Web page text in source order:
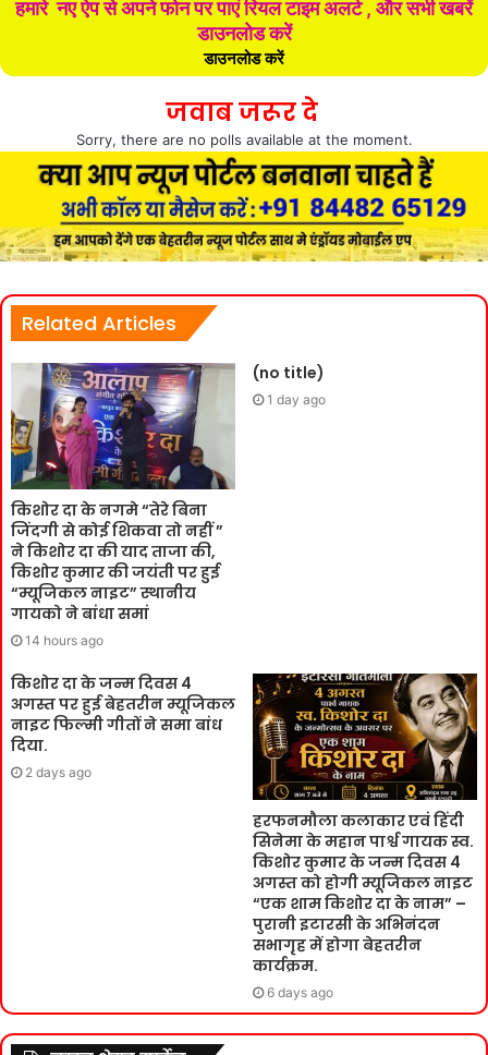
हमारे नए ऐप से अपने फोन पर पाएं रियल टाइम अलर्ट , और सभी खबरें
डाउनलोड करें
डाउनलोड करें
जवाब जरूर दे
Sorry, there are no polls available at the moment.
Related Articles
किशोर दा के नगमे “तेरे बिना
जिंदगी से कोई शिकवा तो नहीं ”
ने किशोर दा की याद ताजा की,
किशोर कुमार की जयंती पर हुई
“म्यूजिकल नाइट” स्थानीय
गायको ने बांधा समां
14 hours ago
(no title)
1 day ago
किशोर दा के जन्म दिवस 4
अगस्त पर हुई बेहतरीन म्यूजिकल
नाइट फिल्मी गीतों ने समा बांध
दिया.
2 days ago
हरफनमौला कलाकार एवं हिंदी
सिनेमा के महान पार्श्व गायक स्व.
किशोर कुमार के जन्म दिवस 4
अगस्त को होगी म्यूजिकल नाइट
“एक शाम किशोर दा के नाम” –
पुरानी इटारसी के अभिनंदन
सभागृह में होगा बेहतरीन
कार्यक्रम.
6 days ago